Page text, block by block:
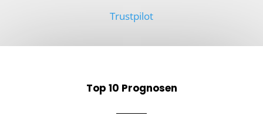
Trustpilot
Top 10 Prognosen